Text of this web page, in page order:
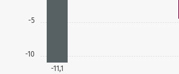
-10
-5
-11,1